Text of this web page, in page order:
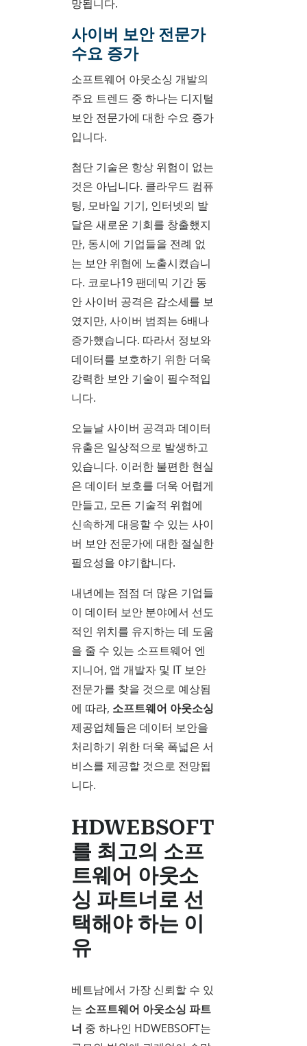
망됩니다.
사이버 보안 전문가
수요 증가
소프트웨어 아웃소싱 개발의
주요 트렌드 중 하나는 디지털
보안 전문가에 대한 수요 증가
입니다.
첨단 기술은 항상 위험이 없는
것은 아닙니다. 클라우드 컴퓨
팅, 모바일 기기, 인터넷의 발
달은 새로운 기회를 창출했지
만, 동시에 기업들을 전례 없
는 보안 위협에 노출시켰습니
다. 코로나19 팬데믹 기간 동
안 사이버 공격은 감소세를 보
였지만, 사이버 범죄는 6배나
증가했습니다. 따라서 정보와
데이터를 보호하기 위한 더욱
강력한 보안 기술이 필수적입
니다.
오늘날 사이버 공격과 데이터
유출은 일상적으로 발생하고
있습니다. 이러한 불편한 현실
은 데이터 보호를 더욱 어렵게
만들고, 모든 기술적 위협에
신속하게 대응할 수 있는 사이
버 보안 전문가에 대한 절실한
필요성을 야기합니다.
내년에는 점점 더 많은 기업들
이 데이터 보안 분야에서 선도
적인 위치를 유지하는 데 도움
을 줄 수 있는 소프트웨어 엔
지니어, 앱 개발자 및 IT 보안
전문가를 찾을 것으로 예상됨
에 따라, 소프트웨어 아웃소싱
제공업체들은 데이터 보안을
처리하기 위한 더욱 폭넓은 서
비스를 제공할 것으로 전망됩
니다.
HDWEBSOFT
를 최고의 소프
트웨어 아웃소
싱 파트너로 선
택해야 하는 이
유
베트남에서 가장 신뢰할 수 있
는 소프트웨어 아웃소싱 파트
너 중 하나인 HDWEBSOFT는